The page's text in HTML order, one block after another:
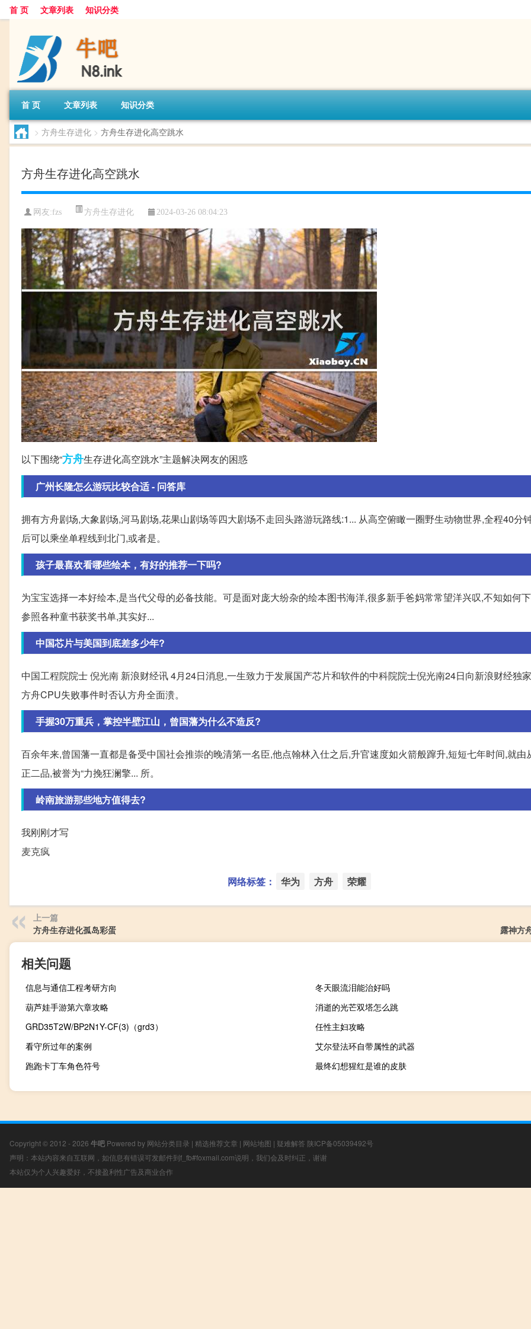
首 页 文章列表 知识分类
首 页 文章列表 知识分类
> 方舟生存进化 > 方舟生存进化高空跳水
方舟生存进化高空跳水
网友:fzs 方舟生存进化 2024-03-26 08:04:23
以下围绕“方舟生存进化高空跳水”主题解决网友的困惑
广州长隆怎么游玩比较合适 - 问答库
拥有方舟剧场,大象剧场,河马剧场,花果山剧场等四大剧场不走回头路游玩路线:1... 从高空俯瞰一圈野生动物世界,全程40分
后可以乘坐单程线到北门,或者是。
孩子最喜欢看哪些绘本，有好的推荐一下吗?
为宝宝选择一本好绘本,是当代父母的必备技能。可是面对庞大纷杂的绘本图书海洋,很多新手爸妈常常望洋兴叹,不知如何
参照各种童书获奖书单,其实好...
中国芯片与美国到底差多少年?
中国工程院院士 倪光南 新浪财经讯 4月24日消息,一生致力于发展国产芯片和软件的中科院院士倪光南24日向新浪财经独
方舟CPU失败事件时否认方舟全面溃。
手握30万重兵，掌控半壁江山，曾国藩为什么不造反?
百余年来,曾国藩一直都是备受中国社会推崇的晚清第一名臣,他点翰林入仕之后,升官速度如火箭般蹿升,短短七年时间,就由
正二品,被誉为“力挽狂澜擎... 所。
岭南旅游那些地方值得去?
我刚刚才写
麦克疯
网络标签： 华为 方舟 荣耀
上一篇
方舟生存进化孤岛彩蛋
露神方
相关问题
信息与通信工程考研方向
冬天眼流泪能治好吗
葫芦娃手游第六章攻略
消逝的光芒双塔怎么跳
GRD35T2W/BP2N1Y-CF(3)（grd3）
任性主妇攻略
看守所过年的案例
艾尔登法环自带属性的武器
跑跑卡丁车角色符号
最终幻想猩红是谁的皮肤
Copyright © 2012 - 2026 牛吧 Powered by 网站分类目录 | 精选推荐文章 | 网站地图 | 疑难解答 陕ICP备05039492号
声明：本站内容来自互联网，如信息有错误可发邮件到f_fb#foxmail.com说明，我们会及时纠正，谢谢
本站仅为个人兴趣爱好，不接盈利性广告及商业合作